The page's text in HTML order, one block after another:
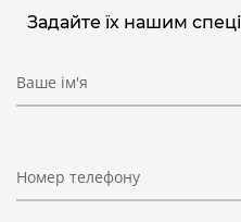
Задайте їх нашим
Ваше ім'я
Номер телефону